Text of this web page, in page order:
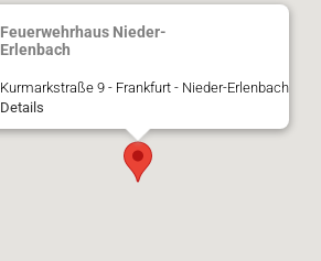
Feuerwehrhaus Nieder-
Erlenbach
Kurmarkstraße 9 - Frankfurt - Nieder-Erlenbach
Details